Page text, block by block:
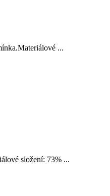
...
složení: 73% ...